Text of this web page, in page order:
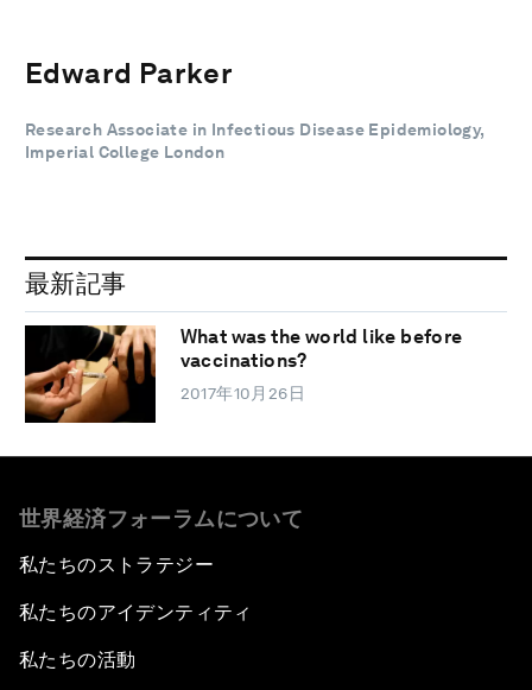
Edward Parker
Research Associate in Infectious Disease Epidemiology,
Imperial College London
最新記事
What was the world like before
vaccinations?
2017年10月26日
世界経済フォーラムについて
私たちのストラテジー
私たちのアイデンティティ
私たちの活動